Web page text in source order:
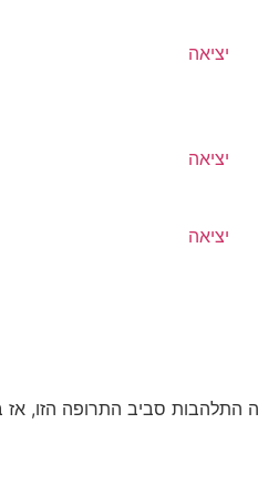
יציאה
יציאה
יציאה
סביב התרופה הזו, אז